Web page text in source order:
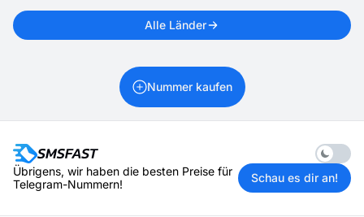
Alle Länder
Nummer kaufen
Enable
Übrigens, wir haben die besten Preise für
Telegram-Nummern!
Schau es dir an!